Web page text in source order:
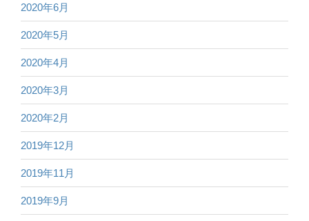
2020年6月
2020年5月
2020年4月
2020年3月
2020年2月
2019年12月
2019年11月
2019年9月